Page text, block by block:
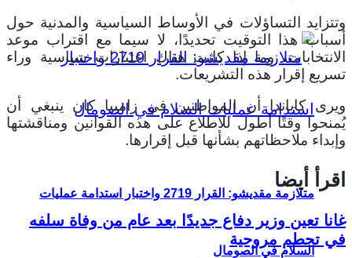
متلازمة مقديشو: القرار 2719 واختبار استدامة عمليات
السلام في الصومال
وتتزايد التساؤلات في الأوساط السياسية والمدنية حول
أسباب هذا التوقيت تحديدًا، لا سيما مع اقتراب موعد
الانتخابات، وما إذا كانت هناك اعتبارات سياسية وراء
تسريع إقرار هذه التشريعات.
ويرى كاياندا أن المواطنين في زامبيا كان ينبغي أن
يُمنحوا وقتًا أطول للاطلاع على هذه القوانين ومناقشتها
وإبداء ملاحظاتهم بشأنها قبل إقرارها.
اقرأ أيضا
غانا تعين وزير دفاع جديدًا بعد عام من وفاة سلفه
في تحطم مروحية